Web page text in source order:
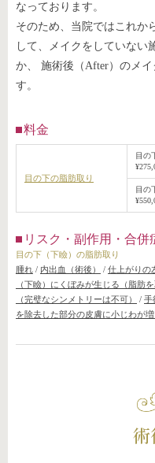
なっております。
そのため、当院ではこれか
して、メイクをしていない
か、 施術後（After）のメ
す。
料金
目の下の脂肪取り
目の
目の
リスク・副作用・合併
目の下（下瞼）の脂肪取り
腫れ / 内出血（術後） / 仕上がりの
（下瞼）にくぼみが生じる（脂肪
（完璧なシンメトリーは不可）
/ 手
を除去した部分の皮膚に小じわが
術